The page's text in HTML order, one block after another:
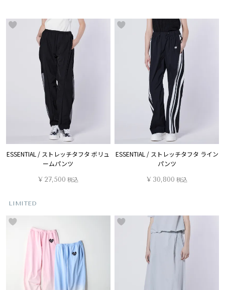
ESSENTIAL / ストレッチタフタ ボリュ
ームパンツ
¥ 27,500 税込
ESSENTIAL / ストレッチタフタ ライン
パンツ
¥ 30,800 税込
LIMITED